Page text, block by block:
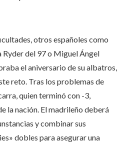
otros españoles como
Ryder del 97 o Miguel Ángel
el aniversario de su albatros,
reto. Tras los problemas de
quien terminó con -3,
la nación. El madrileño deberá
y combinar sus
dobles para asegurar una